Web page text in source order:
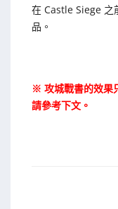
在 Castle Siege 之
品。
※ 攻城戰書的效果
請參考下文。